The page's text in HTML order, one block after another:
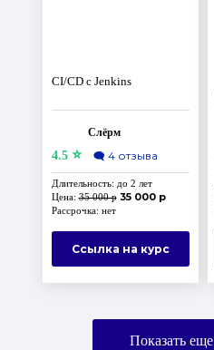
СI/CD с Jenkins
Слёрм
4.5⭐ 🗨️ 4 отзыва
Длительность: до 2 лет
Цена:35 000 р 35 000 р
Рассрочка: нет
Ссылка на курс
Показать еще